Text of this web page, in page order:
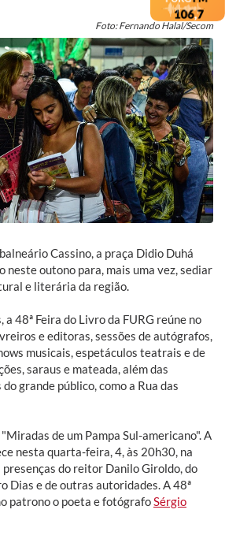
Foto: Fernando Halal/Secom
Cassino, a praça Didio Duhá
neste outono para, mais uma vez, sediar
e literária da região.
48ª Feira do Livro da FURG reúne no
e editoras, sessões de autógrafos,
musicais, espetáculos teatrais e de
saraus e mateada, além das
grande público, como a Rua das
de um Pampa Sul-americano". A
nesta quarta-feira, 4, às 20h30, na
do reitor Danilo Giroldo, do
Dias e de outras autoridades. A 48ª
patrono o poeta e fotógrafoSérgio